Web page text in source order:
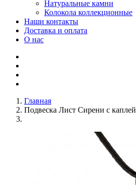
Натуральные камни
Колокола коллекционные
Наши контакты
Доставка и оплата
О нас
Главная
Подвеска Лист Сирени с каплей